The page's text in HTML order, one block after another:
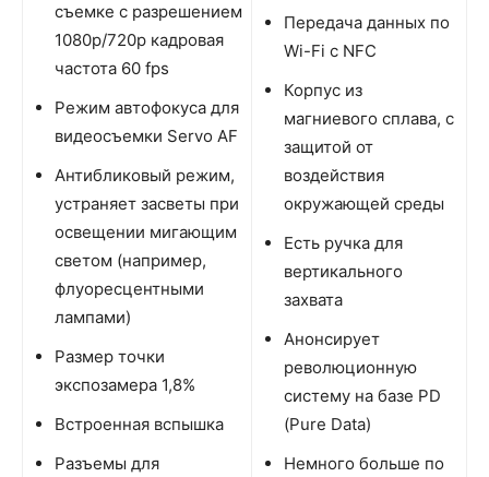
съемке с разрешением
1080р/720р кадровая
частота 60 fps
Режим автофокуса для
видеосъемки Servo AF
Антибликовый режим,
устраняет засветы при
освещении мигающим
светом (например,
флуоресцентными
лампами)
Размер точки
экспозамера 1,8%
Встроенная вспышка
Разъемы для
Передача данных по
Wi-Fi с NFC
Корпус из
магниевого сплава, с
защитой от
воздействия
окружающей среды
Есть ручка для
вертикального
захвата
Анонсирует
революционную
систему на базе PD
(Pure Data)
Немного больше по